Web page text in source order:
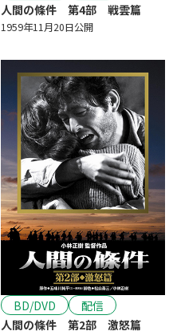
人間の條件 第4部 戦雲篇
1959年11月20日公開
BD/DVD
配信
人間の條件 第2部 激怒篇